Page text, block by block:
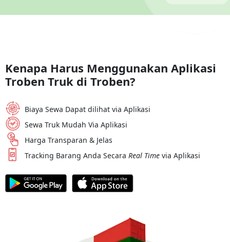
Kenapa Harus Menggunakan Aplikasi
Troben Truk di Troben?
Biaya Sewa Dapat dilihat via Aplikasi
Sewa Truk Mudah Via Aplikasi
Harga Transparan & Jelas
Tracking Barang Anda Secara Real Time via Aplikasi